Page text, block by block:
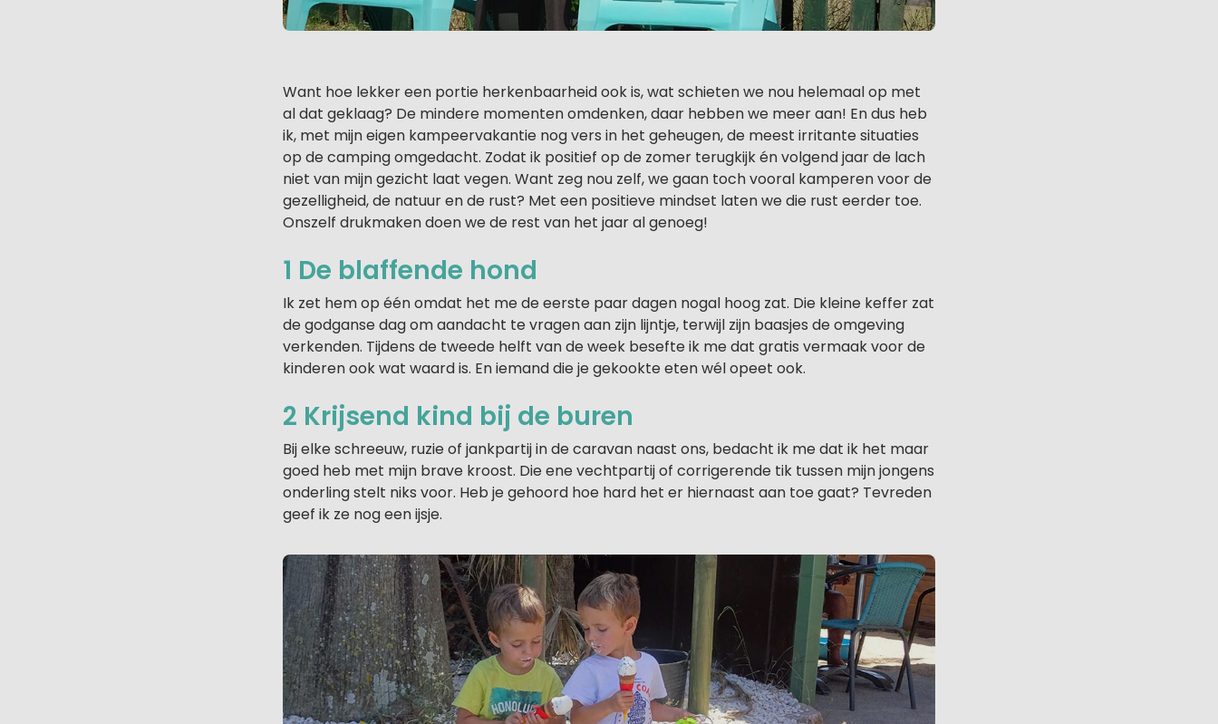
Want hoe lekker een portie herkenbaarheid ook is, wat schieten we nou helemaal op met
al dat geklaag? De mindere momenten omdenken, daar hebben we meer aan! En dus heb
ik, met mijn eigen kampeervakantie nog vers in het geheugen, de meest irritante situaties
op de camping omgedacht. Zodat ik positief op de zomer terugkijk én volgend jaar de lach
niet van mijn gezicht laat vegen. Want zeg nou zelf, we gaan toch vooral kamperen voor de
gezelligheid, de natuur en de rust? Met een positieve mindset laten we die rust eerder toe.
Onszelf drukmaken doen we de rest van het jaar al genoeg!
1 De blaffende hond
Ik zet hem op één omdat het me de eerste paar dagen nogal hoog zat. Die kleine keffer zat
de godganse dag om aandacht te vragen aan zijn lijntje, terwijl zijn baasjes de omgeving
verkenden. Tijdens de tweede helft van de week besefte ik me dat gratis vermaak voor de
kinderen ook wat waard is. En iemand die je gekookte eten wél opeet ook.
2 Krijsend kind bij de buren
Bij elke schreeuw, ruzie of jankpartij in de caravan naast ons, bedacht ik me dat ik het maar
goed heb met mijn brave kroost. Die ene vechtpartij of corrigerende tik tussen mijn jongens
onderling stelt niks voor. Heb je gehoord hoe hard het er hiernaast aan toe gaat? Tevreden
geef ik ze nog een ijsje.